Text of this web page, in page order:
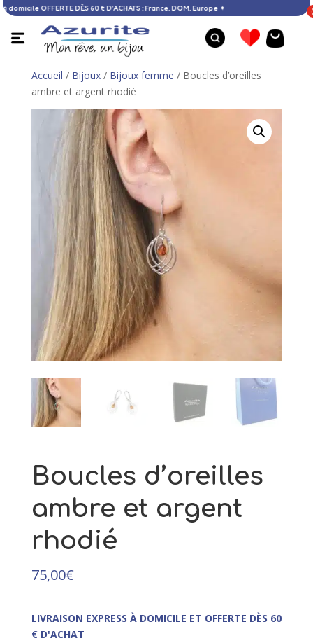
à domicile OFFERTE DÈS 60 € D’ACHATS : France, DOM, Europe ✦
Accueil / Bijoux/ Bijoux femme / Boucles d’oreilles
ambre et argent rhodié
Boucles d’oreilles
ambre et argent
rhodié
75,00€
LIVRAISON EXPRESS À DOMICILE ET OFFERTE DÈS 60
€ D'ACHAT
Bracelet larimar et argent
67,00€